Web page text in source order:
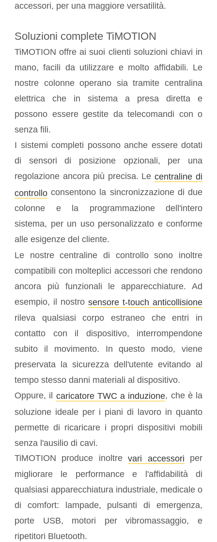
accessori, per una maggiore versatilità.
Soluzioni complete TiMOTION
TiMOTION offre ai suoi clienti soluzioni chiavi in
mano, facili da utilizzare e molto affidabili. Le
nostre colonne operano sia tramite centralina
elettrica che in sistema a presa diretta e
possono essere gestite da telecomandi con o
senza fili.
I sistemi completi possono anche essere dotati
di sensori di posizione opzionali, per una
regolazione ancora più precisa. Lecentraline di
controllo consentono la sincronizzazione di due
colonne e la programmazione dell'intero
sistema, per un uso personalizzato e conforme
alle esigenze del cliente.
Le nostre centraline di controllo sono inoltre
compatibili con molteplici accessori che rendono
ancora più funzionali le apparecchiature. Ad
esempio, il nostro sensore t-touch anticollisione
rileva qualsiasi corpo estraneo che entri in
contatto con il dispositivo, interrompendone
subito il movimento. In questo modo, viene
preservata la sicurezza dell'utente evitando al
tempo stesso danni materiali al dispositivo.
Oppure, il caricatore TWC a induzione, che è la
soluzione ideale per i piani di lavoro in quanto
permette di ricaricare i propri dispositivi mobili
senza l'ausilio di cavi.
TiMOTION produce inoltrevari accessori per
migliorare le performance e l'affidabilità di
qualsiasi apparecchiatura industriale, medicale o
di comfort: lampade, pulsanti di emergenza,
porte USB, motori per vibromassaggio, e
ripetitori Bluetooth.